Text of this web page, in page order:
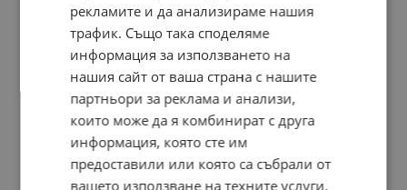
рекламите и да анализираме нашия
трафик. Също така споделяме
информация за използването на
нашия сайт от ваша страна с нашите
партньори за реклама и анализи,
които може да я комбинират с друга
информация, която сте им
предоставили или която са събрали от
вашето използване на техните услуги.